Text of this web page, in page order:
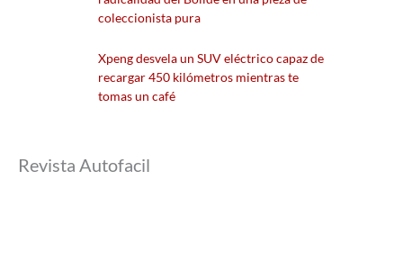
coleccionista pura
Xpeng desvela un SUV eléctrico capaz de
recargar 450 kilómetros mientras te
tomas un café
Revista Autofacil